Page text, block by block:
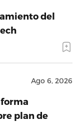
del
Ago 6, 2026
plan de